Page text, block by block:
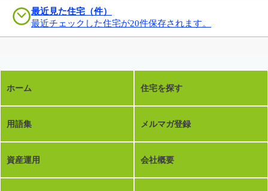
最近見た住宅（件）
最近チェックした住宅が20件保存されます。
ホーム 住宅を探す
用語集 メルマガ登録
資産運用 会社概要